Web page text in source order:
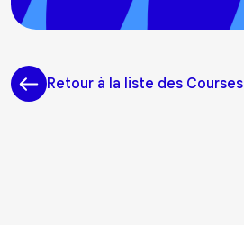
Retour à la liste des Courses